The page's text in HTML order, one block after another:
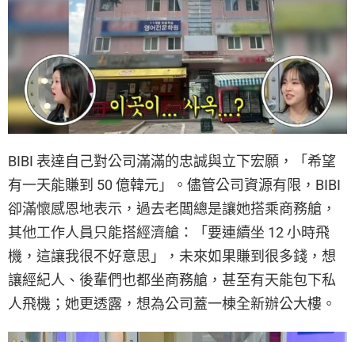
BIBI 表達自己對公司滿滿的忠誠與立下宏願，「希望
有一天能賺到 50 億韓元」。儘管公司資源有限，BIBI
卻滿懷感恩地表示，過去老闆總是讓她搭乘商務艙，
其他工作人員只能搭經濟艙：「要連續坐 12 小時飛
機，這讓我很不好意思」，未來如果賺到很多錢，想
讓經紀人、後輩們也都坐商務艙，甚至有天能包下私
人飛機；她更透露，想為公司蓋一棟全新辦公大樓。